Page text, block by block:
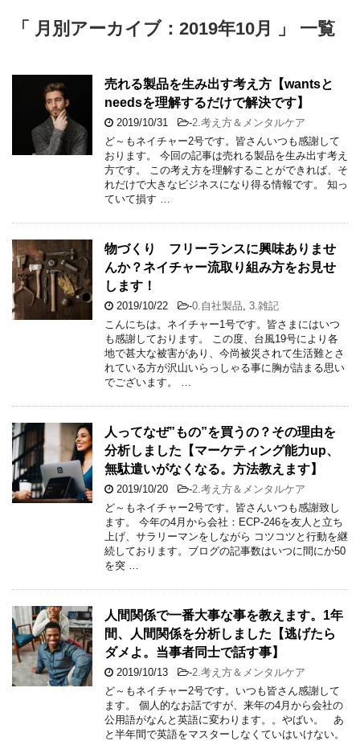
「 月別アーカイブ：2019年10月 」 一覧
売れる製品を生み出す考え方【wantsと
needsを理解するだけで解決です】
2019/10/31 -2.考え方＆メンタルケア
ど～もネイチャー2号です。皆さんいつも感謝して
おります。 今回の記事は売れる製品を生み出す考え
方です。 この考え方を理解することができれば、そ
れだけで大きなビジネスになり得る情報です。 知っ
ていて損す …
物づくり フリーランスに興味ありませ
んか？ネイチャー流取り組み方をお見せ
します！
2019/10/22 -0.自社製品 3.雑記
こんにちは。ネイチャー1号です。皆さまにはいつ
も感謝しております。 この度、台風19号により各
地で甚大な被害があり、今尚被災されて生活難とさ
れている方が沢山いらっしゃる事に胸が詰まる思い
でございます。 …
人ってなぜ”もの”を買うの？その理由を
分析しました【マーケティング能力up、
無駄遣いがなくなる。方法教えます】
2019/10/20 -2.考え方＆メンタルケア
ど～もネイチャー2号です。皆さんいつも感謝致し
ます。 今年の4月から会社：ECP-246を友人と立ち
上げ、サラリーマンをしながら コツコツと行動を継
続しております。ブログの記事数はいつに間にか50
を突 …
人間関係で一番大事な事を教えます。1年
間、人間関係を分析しました【逃げたら
ダメよ。当事者同士で話す事】
2019/10/13 -2.考え方＆メンタルケア
ど～もネイチャー2号です。いつも皆さん感謝して
ます。 個人的なお話ですが、来年の4月から会社の
公用語がなんと英語に変わります。。やばい。 あ
と半年間で英語をマスターしなくていはいけない。